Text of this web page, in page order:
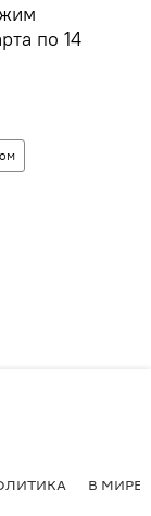
по 14
В МИРЕ